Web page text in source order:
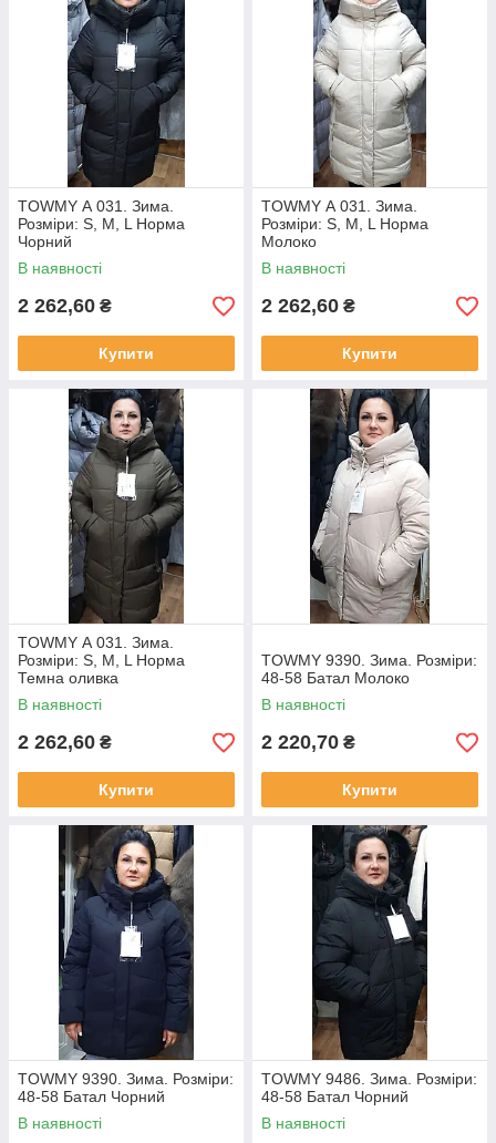
TOWMY А 031. Зима.
Розміри: S, M, L Норма
Чорний
В наявності
2 262,60 ₴
Купити
TOWMY А 031. Зима.
Розміри: S, M, L Норма
Молоко
В наявності
2 262,60 ₴
Купити
TOWMY А 031. Зима.
Розміри: S, M, L Норма
Темна оливка
В наявності
2 262,60 ₴
Купити
TOWMY 9390. Зима. Розміри:
48-58 Батал Молоко
В наявності
2 220,70 ₴
Купити
TOWMY 9390. Зима. Розміри:
48-58 Батал Чорний
В наявності
TOWMY 9486. Зима. Розміри:
48-58 Батал Чорний
В наявності